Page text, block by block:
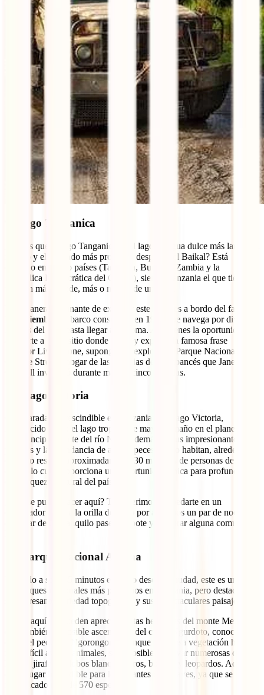
9. Lago Tanganica
¿Sabías que el lago Tanganica es el lago de agua dulce más largo del
mundo y el segundo más profundo después del Baikal? Está
dividido en cuatro países (Tanzania, Burundi, Zambia y la
República Democrática del Congo), siendo Tanzania el que tiene la
porción más grande, más o menos de un 46%.
Una manera fascinante de explorar este lugar es a bordo del famoso
MV Liemba
, un barco construido en 1915 que navega por diversos
lugares del lago hasta llegar a Kigoma. Allí, tienes la oportunidad de
acercarte a Ujiji, sitio donde Stanley expresó la famosa frase
“Doctor Livingstone, supongo”; o explorar el Parque Nacional
Gombe Stream, hogar de las colonias de chimpancés que Jane
Goodall investigó durante más de cinco décadas.
10. Lago Victoria
Otra parada imprescindible en Tanzania es el lago Victoria,
reconocido como el lago tropical de mayor tamaño en el planeta y
una principal fuente del río Nilo. Además de sus impresionantes
paisajes y la abundancia de aves y peces que lo habitan, alrededor
del lago residen aproximadamente 30 millones de personas de varias
etnias, lo cual proporciona una oportunidad única para profundizar
en la riqueza cultural del país.
¿Qué se puede hacer aquí? Te sugerimos hospedarte en un
encantador hotel a la orilla del lago por al menos un par de noches,
disfrutar de un tranquilo paseo en bote y explorar alguna comunidad
11. Parque Nacional Arusha
Ubicado a solo 45 minutos en carro desde la ciudad, este es uno de
los parques nacionales más pequeños en Tanzania, pero destaca por
su interesante variedad topográfica y sus espectaculares paisajes.
Desde aquí, se pueden apreciar vistas hermosas del monte Meru,
que también es posible ascender, y del cráter Ngurdoto, conocido
como el pequeño Ngorongoro. Aunque la espesa vegetación hace
más difícil avistar animales, sí es posible observar numerosas cebras,
hienas, jirafas, colobos blanquinegros, búfalos y leopardos. Además,
es un lugar imperdible para los amantes de las aves, ya que se han
identificado más de 570 especies.